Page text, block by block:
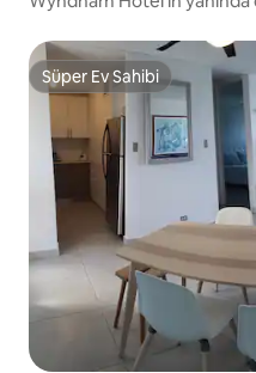
Süper Ev Sahibi
Süper Ev Sahibi